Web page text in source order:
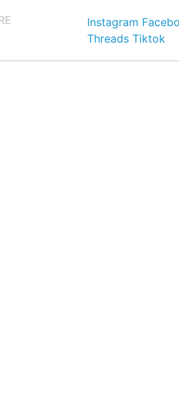
Instagram
Threads Tiktok